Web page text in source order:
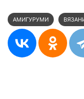
АМИГУРУМИ